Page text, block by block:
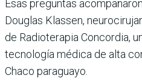
Esas preguntas
Douglas Klassen,
de Radioterapia Concordia,
tecnología médica de alta
Chaco paraguayo.